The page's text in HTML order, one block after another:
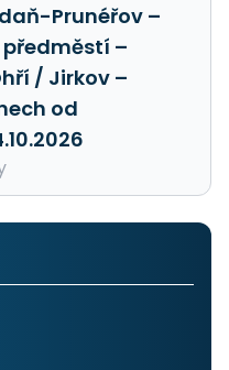
Prunéřov –
–
/ Jirkov –
od